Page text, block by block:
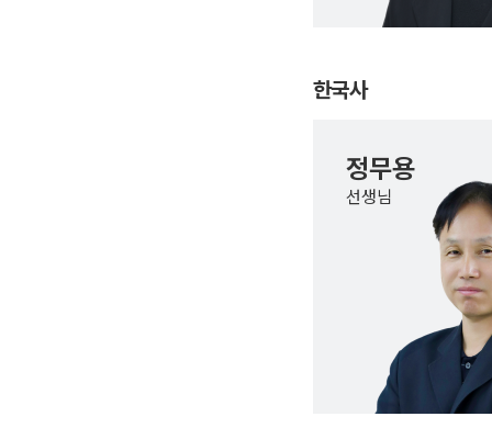
한국사
정무용
선생님